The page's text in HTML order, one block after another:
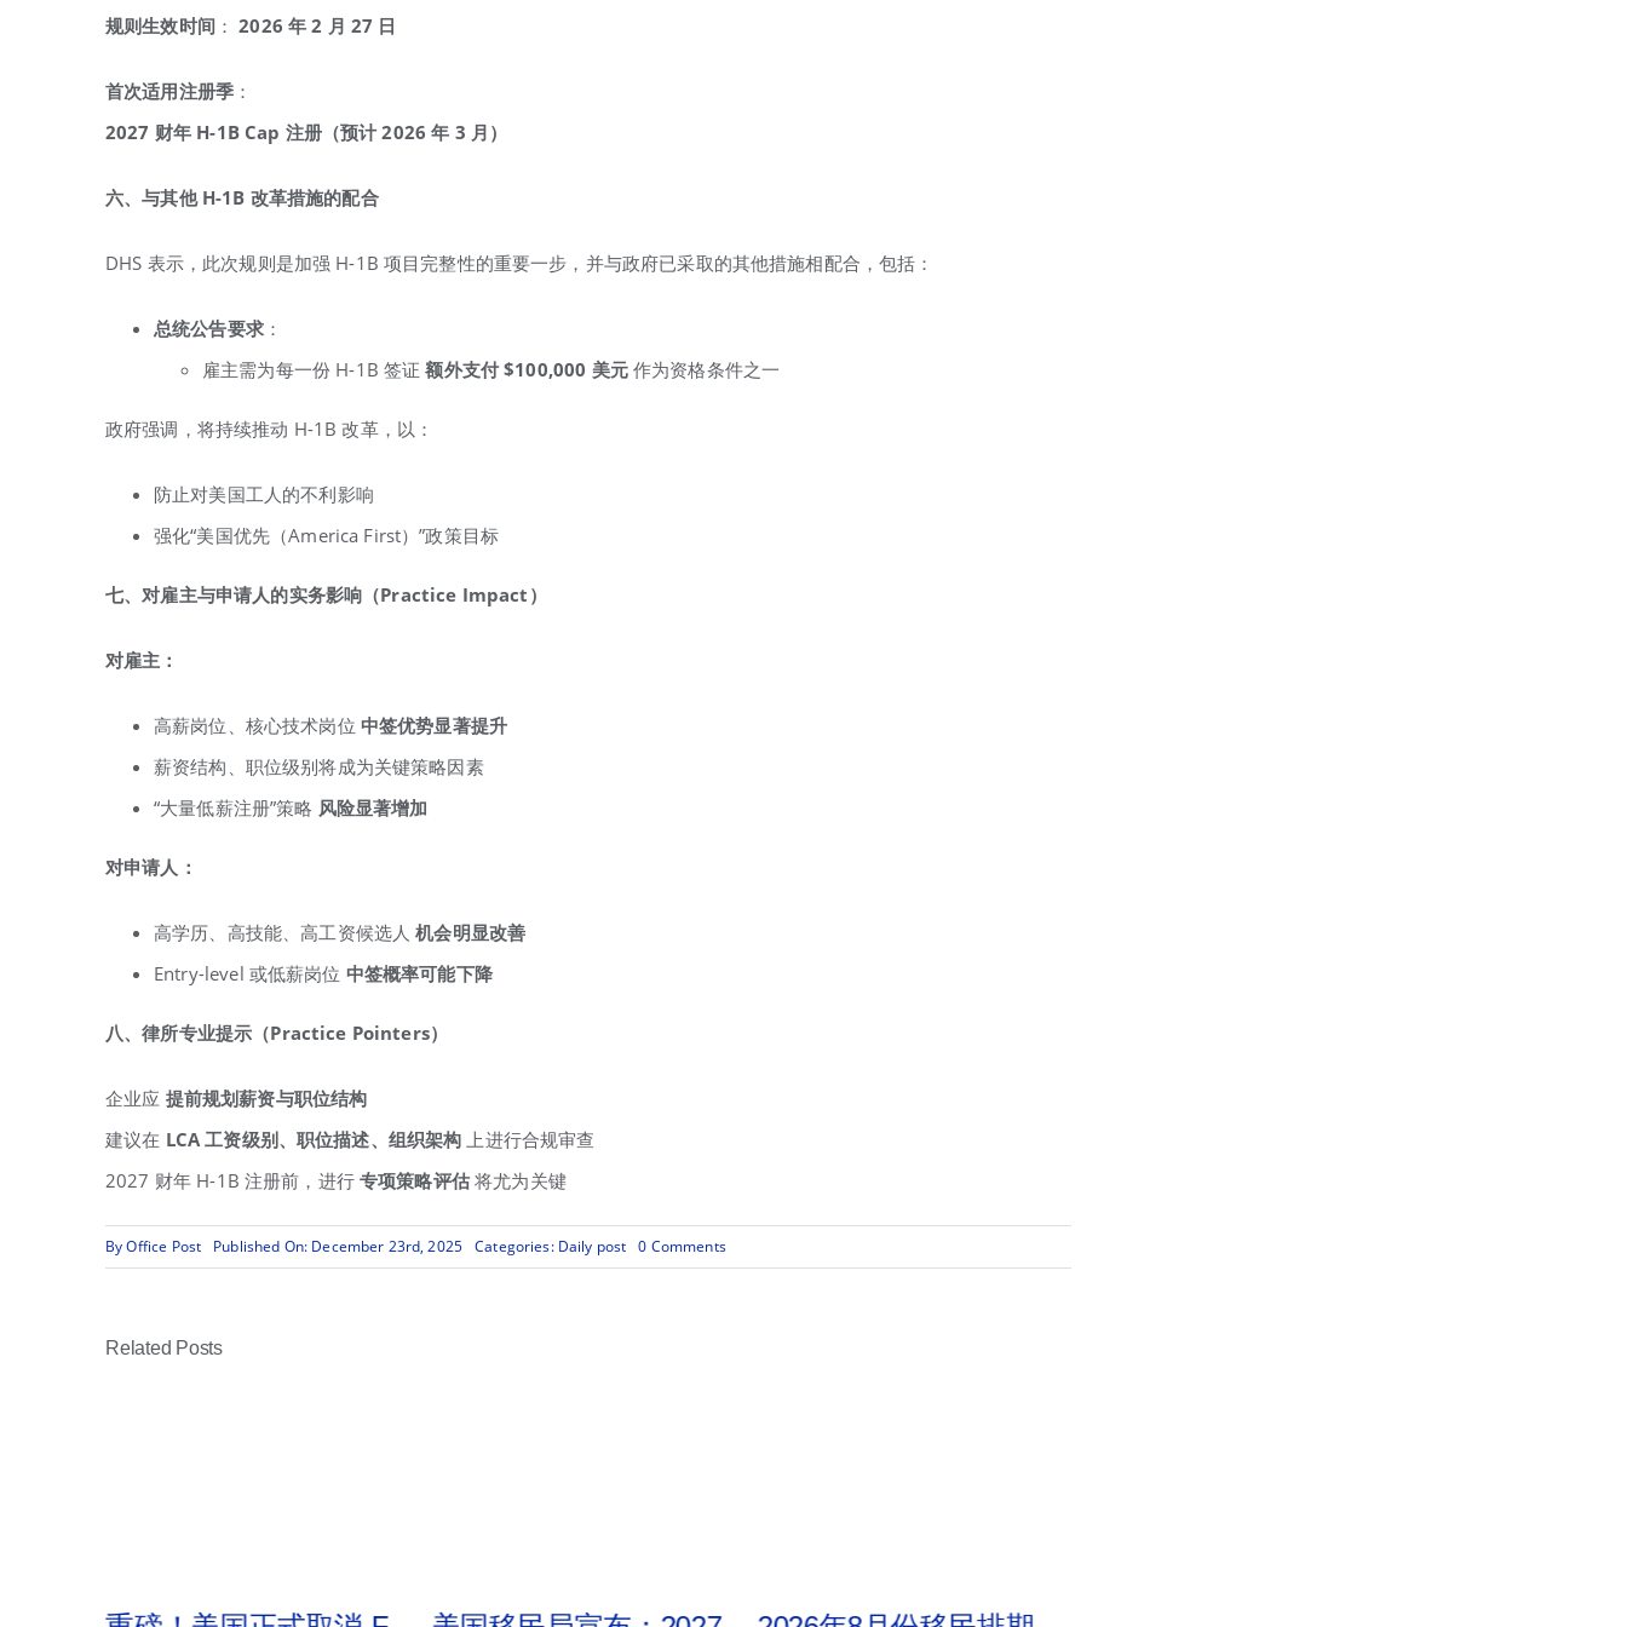
规则生效时间：2026 年 2 月 27 日
首次适用注册季 ：
2027 财年 H-1B Cap 注册（预计 2026年 3 月）
六、与其他 H-1B 改革措施的配合
DHS 表示，此次规则是加强 H-1B 项目完整性的重要一步，并与政府已采取的其他措施相配合，包括：
总统公告要求：
雇主需为每一份 H-1B 签证额外支付 $100,000 美元作为资格条件之一
政府强调，将持续推动 H-1B 改革，以：
防止对美国工人的不利影响
强化“美国优先（America First）”政策目标
七、对雇主与申请人的实务影响（Practice Impact ）
对雇主：
高薪岗位、核心技术岗位 中签优势显著提升
薪资结构、职位级别将成为关键策略因素
“大量低薪注册”策略 风险显著增加
对申请人：
高学历、高技能、高工资候选人机会明显改善
Entry-level 或低薪岗位 中签概率可能下降
八、律所专业提示（Practice Pointers）
企业应 提前规划薪资与职位结构
建议在 LCA工资级别、职位描述、组织架构 上进行合规审查
2027 财年 H-1B 注册前，进行 专项策略评估将尤为关键
ByOffice Post Published On: December 23rd, 2025 Categories: Daily post 0 Commentson
H-
Related Posts